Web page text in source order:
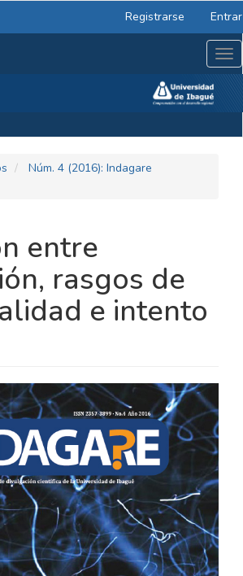
Registrarse Entrar
Núm. 4 (2016): Indagare
entre
rasgos de
e intento